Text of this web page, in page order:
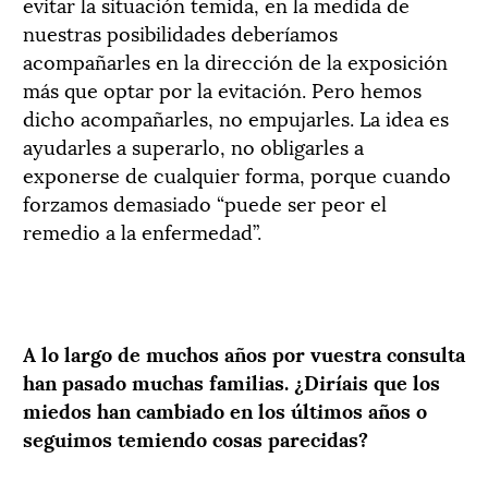
nuestras posibilidades deberíamos
acompañarles en la dirección de la exposición
más que optar por la evitación. Pero hemos
dicho acompañarles, no empujarles. La idea es
ayudarles a superarlo, no obligarles a
exponerse de cualquier forma, porque cuando
forzamos demasiado “puede ser peor el
remedio a la enfermedad”.
A lo largo de muchos años por vuestra consulta
han pasado muchas familias. ¿Diríais que los
miedos han cambiado en los últimos años o
seguimos temiendo cosas parecidas?